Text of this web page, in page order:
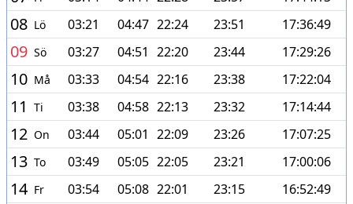
08 Lö 03:21 04:47 22:24 23:51 17:36:49
09 Sö 03:27 04:51 22:20 23:44 17:29:26
10 Må 03:33 04:54 22:16 23:38 17:22:04
11 Ti 03:38 04:58 22:13 23:32 17:14:44
12 On 03:44 05:01 22:09 23:26 17:07:25
13 To 03:49 05:05 22:05 23:21 17:00:06
14 Fr 03:54 05:08 22:01 23:15 16:52:49